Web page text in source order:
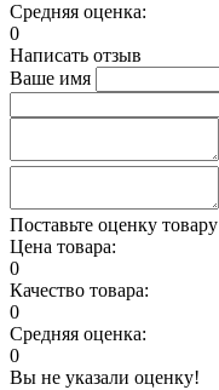
Средняя оценка:
0
Написать отзыв
Ваше имя
Поставьте оценку товару
Цена товара:
0
Качество товара:
0
Средняя оценка:
0
Вы не указали оценку!